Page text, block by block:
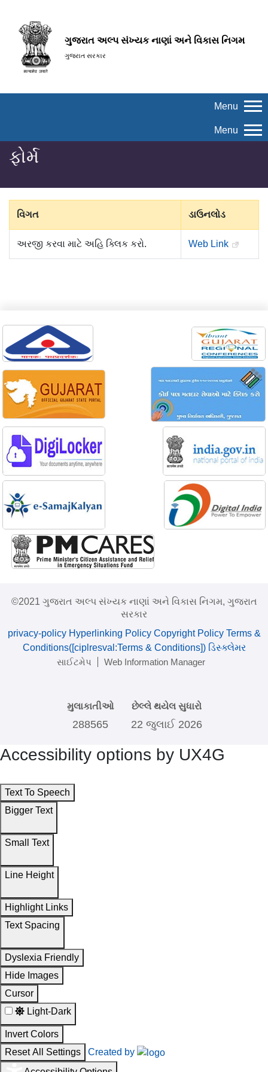
ગુજરાત અલ્પ સંખ્યક નાણાં અને વિકાસ નિગમ
ગુજરાત સરકાર
Menu
Menu
ફોર્મ
વિગત ડાઉનલોડ
અરજી કરવા માટે અહિ ક્લિક કરો. Web Link
©2021 ગુજરાત અલ્પ સંખ્યક નાણાં અને વિકાસ નિગમ, ગુજરાત
સરકાર
privacy-policy Hyperlinking Policy Copyright Policy Terms &
Conditions([ciplresval:Terms & Conditions]) ડિસ્ક્લેમર
સાઈટમેપ
Web Information Manager
મુલાકાતીઓ
288565
છેલ્લે થયેલ સુધારો
22 જુલાઈ 2026
Accessibility options by UX4G
Text To Speech
Bigger Text
Small Text
Line Height
Highlight Links
Text Spacing
Dyslexia Friendly
Hide Images
Cursor
Light-Dark
Invert Colors
Reset All Settings
Created by